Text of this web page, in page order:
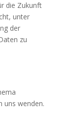
die Zukunft
unter
der
zu
uns wenden.